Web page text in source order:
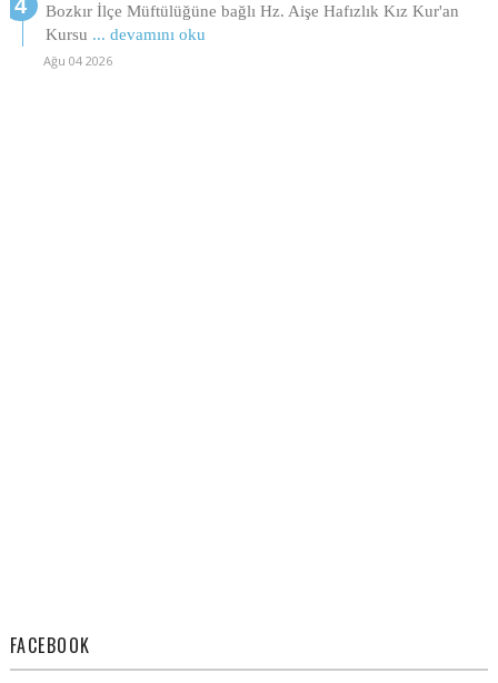
Bozkır İlçe Müftülüğüne bağlı Hz. Aişe Hafızlık Kız Kur'an
Kursu ... devamını oku
Ağu 04 2026
FACEBOOK